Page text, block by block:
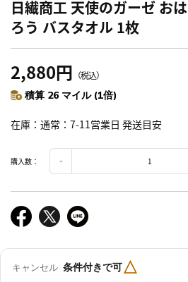
日繊商工 天使のガーゼ お
ろう バスタオル 1枚
2,880円 （税込）
積算 26 マイル (1倍)
在庫 通常：7-11営業日 発送目安
購入数：
キャンセル 条件付きで可△